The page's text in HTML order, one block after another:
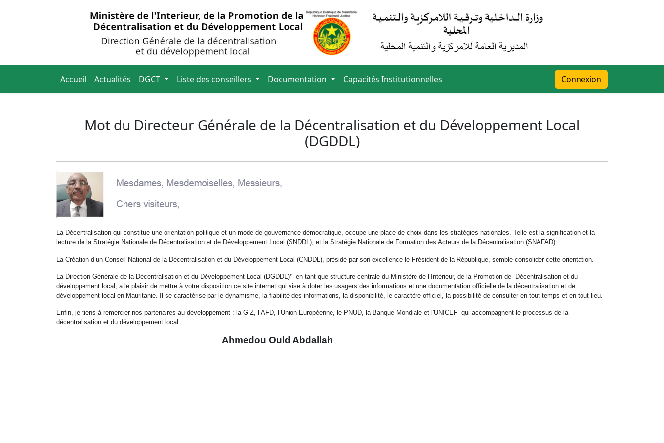
Accueil Actualités DGCT Liste des conseillers Documentation Capacités Institutionnelles Connexion
Mot du Directeur Générale de la Décentralisation et du Développement Local
(DGDDL)
La Décentralisation qui constitue une orientation politique et un mode de gouvernance démocratique, occupe une place de choix dans les stratégies nationales. Telle est la signification et la
lecture de la Stratégie Nationale de Décentralisation et de Développement Local (SNDDL), et la Stratégie Nationale de Formation des Acteurs de la Décentralisation (SNAFAD)
La Création d’un Conseil National de la Décentralisation et du Développement Local (CNDDL), présidé par son excellence le Président de la République, semble consolider cette orientation.
La Direction Générale de la Décentralisation et du Développement Local (DGDDL)* en tant que structure centrale du Ministère de l’Intérieur, de la Promotion de Décentralisation et du
développement local, a le plaisir de mettre à votre disposition ce site internet qui vise à doter les usagers des informations et une documentation officielle de la décentralisation et de
développement local en Mauritanie. Il se caractérise par le dynamisme, la fiabilité des informations, la disponibilité, le caractère officiel, la possibilité de consulter en tout temps et en tout lieu.
Enfin, je tiens à remercier nos partenaires au développement : la GIZ, l’AFD, l’Union Européenne, le PNUD, la Banque Mondiale et l'UNICEF qui accompagnent le processus de la
décentralisation et du développement local.
Ahmedou Ould Abdallah